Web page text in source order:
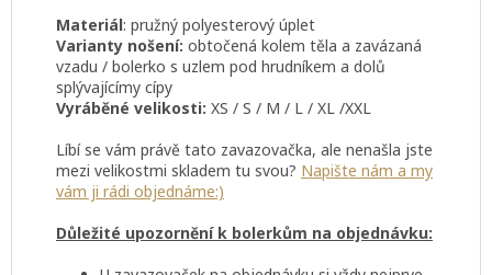
Materiál: pružný polyesterový úplet
Varianty nošení: obtočená kolem těla a zavázaná
vzadu / bolerko s uzlem pod hrudníkem a dolů
splývajícímy cípy
Vyráběné velikosti: XS / S / M / L / XL /XXL
Líbí se vám právě tato zavazovačka, ale nenašla jste
mezi velikostmi skladem tu svou? Napište nám a my
vám ji rádi objednáme:)
Důležité upozornění k bolerkům na objednávku: